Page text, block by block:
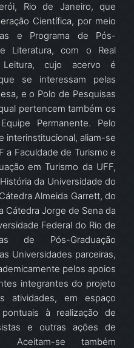
Rio de Janeiro, que
Científica, por meio
e Programa de Pós-
Literatura, com o Real
cujo acervo é
se interessam pelas
e o Polo de Pesquisas
pertencem também os
Permanente. Pelo
interinstitucional, aliam-se
a Faculdade de Turismo e
em Turismo da UFF,
da Universidade do
Almeida Garrett, do
Cátedra Jorge de Sena da
Federal do Rio de
de Pós-Graduação
Universidades parceiras,
pelos apoios
integrantes do projeto
atividades, em espaço
à realização de
e outras ações de
Aceitam-se também